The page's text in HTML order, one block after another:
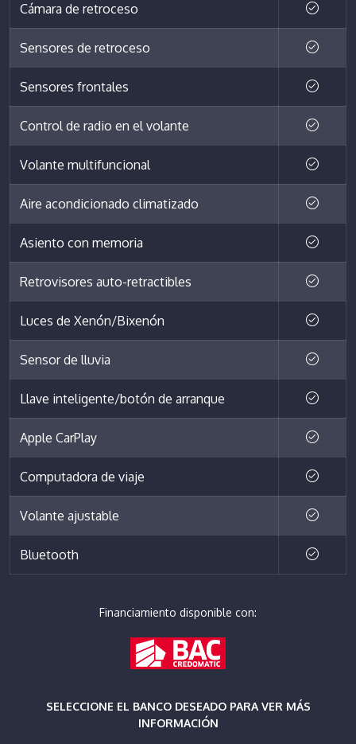
Cámara de retroceso
Sensores de retroceso
Sensores frontales
Control de radio en el volante
Volante multifuncional
Aire acondicionado climatizado
Asiento con memoria
Retrovisores auto-retractibles
Luces de Xenón/Bixenón
Sensor de lluvia
Llave inteligente/botón de arranque
Apple CarPlay
Computadora de viaje
Volante ajustable
Bluetooth
Financiamiento disponible con:
SELECCIONE EL BANCO DESEADO PARA VER MÁS
INFORMACIÓN